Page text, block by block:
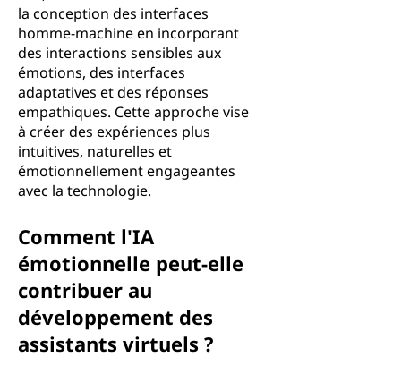
la conception des interfaces
homme-machine en incorporant
des interactions sensibles aux
émotions, des interfaces
adaptatives et des réponses
empathiques. Cette approche vise
à créer des expériences plus
intuitives, naturelles et
émotionnellement engageantes
avec la technologie.
Comment l'IA
émotionnelle peut-elle
contribuer au
développement des
assistants virtuels ?